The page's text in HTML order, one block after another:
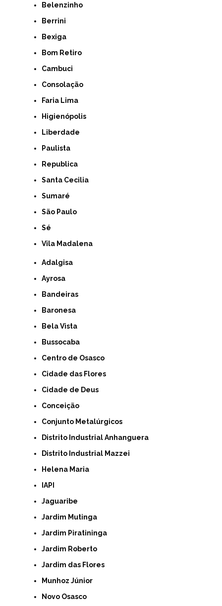
Belenzinho
Berrini
Bexiga
Bom Retiro
Cambuci
Consolação
Faria Lima
Higienópolis
Liberdade
Paulista
Republica
Santa Cecilia
Sumaré
São Paulo
Sé
Vila Madalena
Adalgisa
Ayrosa
Bandeiras
Baronesa
Bela Vista
Bussocaba
Centro de Osasco
Cidade das Flores
Cidade de Deus
Conceição
Conjunto Metalúrgicos
Distrito Industrial Anhanguera
Distrito Industrial Mazzei
Helena Maria
IAPI
Jaguaribe
Jardim Mutinga
Jardim Piratininga
Jardim Roberto
Jardim das Flores
Munhoz Júnior
Novo Osasco